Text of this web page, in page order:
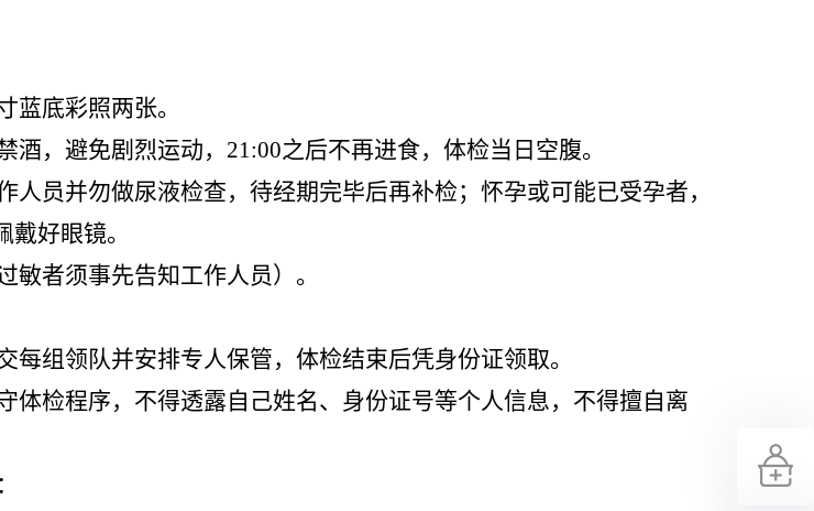
蓝底彩照两张。
，避免剧烈运动，21:00之后不再进食，体检当日空腹。
员并勿做尿液检查，待经期完毕后再补检；怀孕或可能已受孕者，
好眼镜。
者须事先告知工作人员）。
组领队并安排专人保管，体检结束后凭身份证领取。
体检程序，不得透露自己姓名、身份证号等个人信息，不得擅自离